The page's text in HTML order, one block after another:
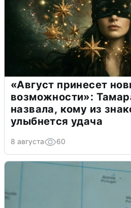
«Август принесет
возможности»:
назвала, кому из
улыбнется удача
8 августа 60